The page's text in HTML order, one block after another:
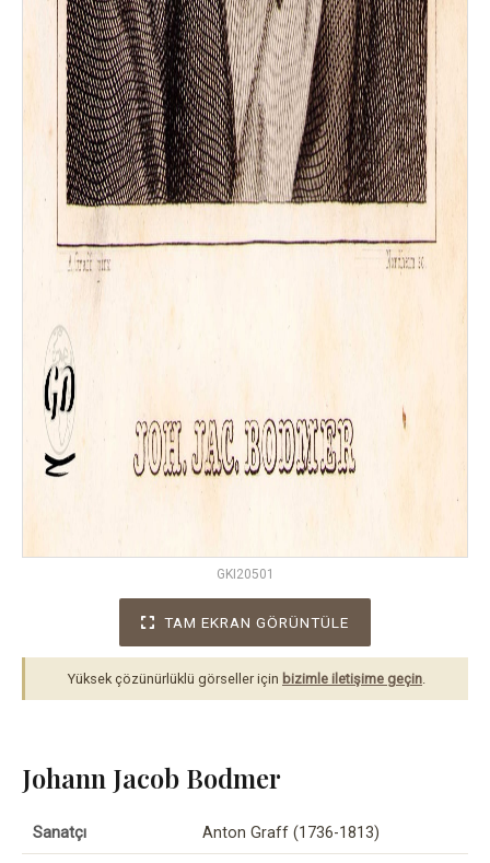
GKI20501
TAM EKRAN GÖRÜNTÜLE
Yüksek çözünürlüklü görseller için bizimle iletişime geçin
Johann Jacob Bodmer
Sanatçı Anton Graff (1736-1813)